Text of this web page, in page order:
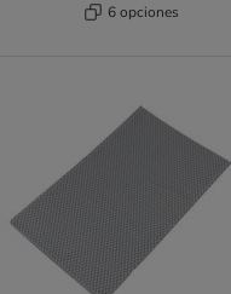
6 opciones